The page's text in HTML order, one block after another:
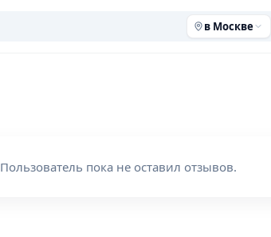
в Москве
Пользователь пока не оставил отзывов.